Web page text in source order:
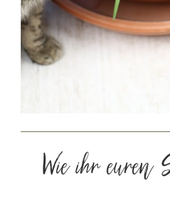
Wie ihr euren